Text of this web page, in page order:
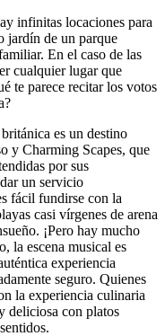
infinitas locaciones para
jardín de un parque
En el caso de las
cualquier lugar que
te parece recitar los votos
es un destino
y Charming Scapes, que
por sus
un servicio
fácil fundirse con la
casi vírgenes de arena
¡Pero hay mucho
la escena musical es
experiencia
seguro. Quienes
la experiencia culinaria
deliciosa con platos